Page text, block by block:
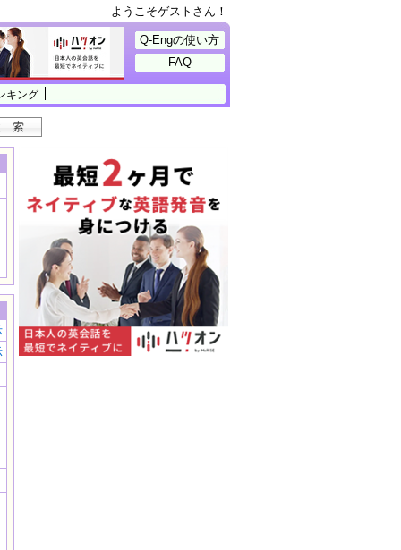
ようこそゲストさん！
キング
Q-Engの使い方
FAQ